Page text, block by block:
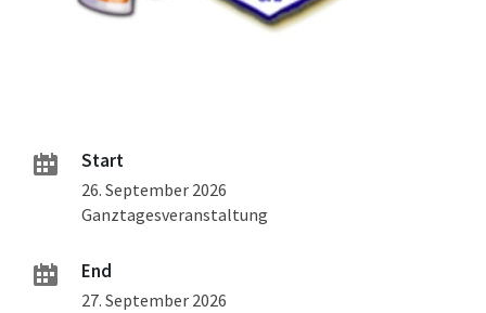
Start
26. September 2026
Ganztagesveranstaltung
End
27. September 2026